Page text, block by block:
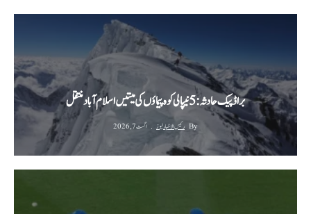
براڈ پیک حادثہ: 5 نیپالی کوہ پیماؤں کی میتیں اسلام آباد منتقل
By رئیس الاخبار نیوز اگست 7, 2026